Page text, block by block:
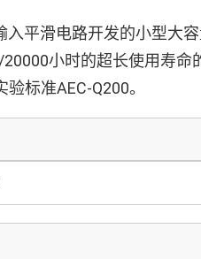
入平滑电路开发的小型大
小时的超长使用寿命
标准AEC-Q200。